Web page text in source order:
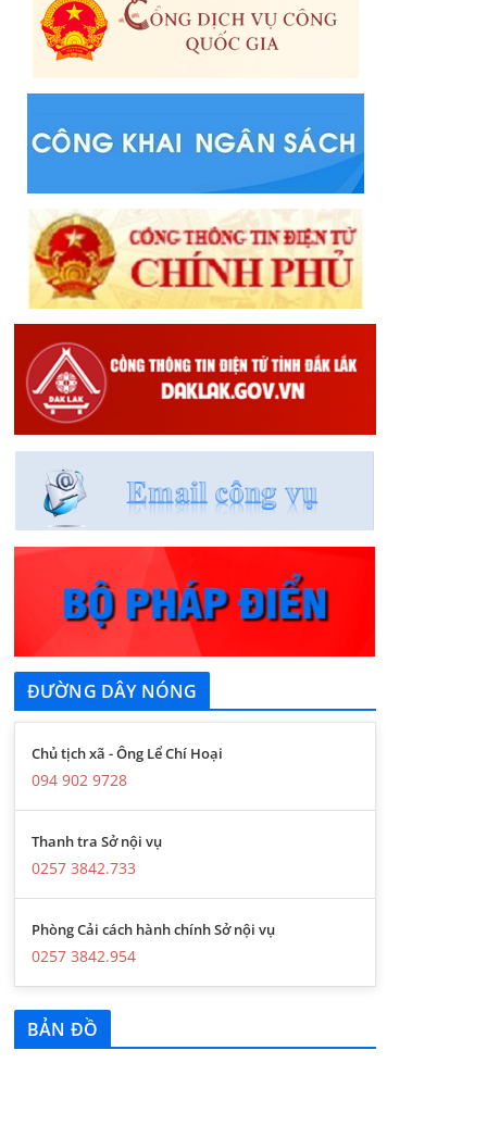
ĐƯỜNG DÂY NÓNG
Chủ tịch xã - Ông Lể Chí Hoại
094 902 9728
Thanh tra Sở nội vụ
0257 3842.733
Phòng Cải cách hành chính Sở nội vụ
0257 3842.954
BẢN ĐỒ